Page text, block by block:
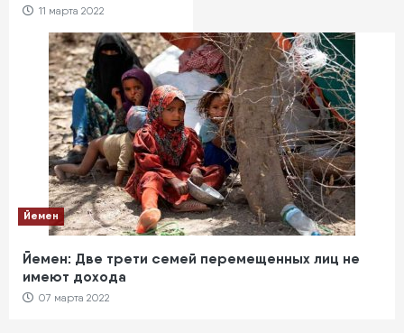
11 марта 2022
Йемен
Йемен: Две трети семей перемещенных лиц не
имеют дохода
07 марта 2022